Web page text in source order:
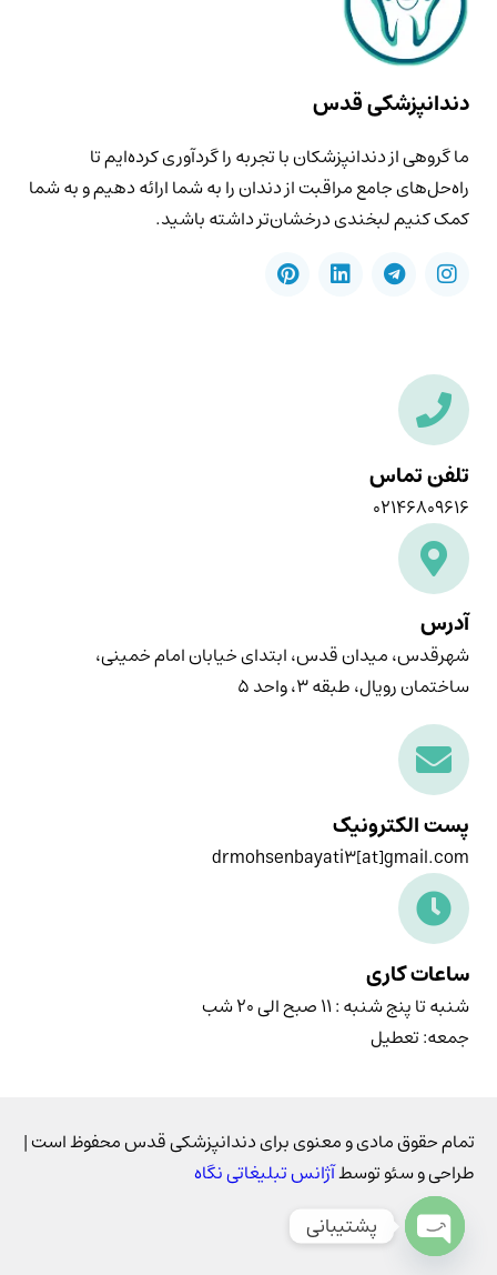
دندانپزشکی قدس
ما گروهی از دندانپزشکان با تجربه را گردآوری کرده‌ایم تا
راه‌حل‌های جامع مراقبت از دندان را به شما ارائه دهیم و به شما
کمک کنیم لبخندی درخشان‌تر داشته باشید.
تلفن تماس
۰۲۱۴۶۸۰۹۶۱۶
آدرس
شهرقدس، میدان قدس، ابتدای خیابان امام خمینی،
ساختمان رویال، طبقه ۳، واحد ۵
پست الکترونیک
drmohsenbayati3[at]gmail.com
ساعات کاری
شنبه تا پنج شنبه : ۱۱ صبح الی ۲۰ شب
جمعه: تعطیل
تمام حقوق مادی و معنوی برای دندانپزشکی قدس محفوظ است |
طراحی و سئو توسطآژانس تبلیغاتی نگاه
پشتیبانی